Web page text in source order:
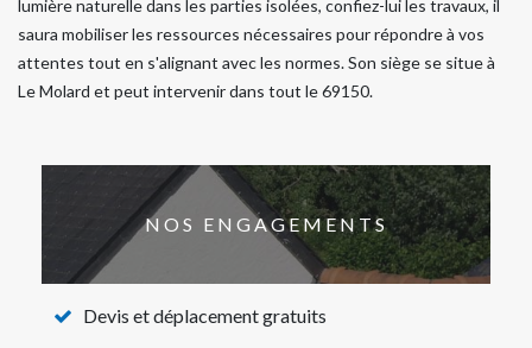
lumière naturelle dans les parties isolées, confiez-lui les travaux, il
saura mobiliser les ressources nécessaires pour répondre à vos
attentes tout en s'alignant avec les normes. Son siège se situe à
Le Molard et peut intervenir dans tout le 69150.
NOS ENGAGEMENTS
Devis et déplacement gratuits